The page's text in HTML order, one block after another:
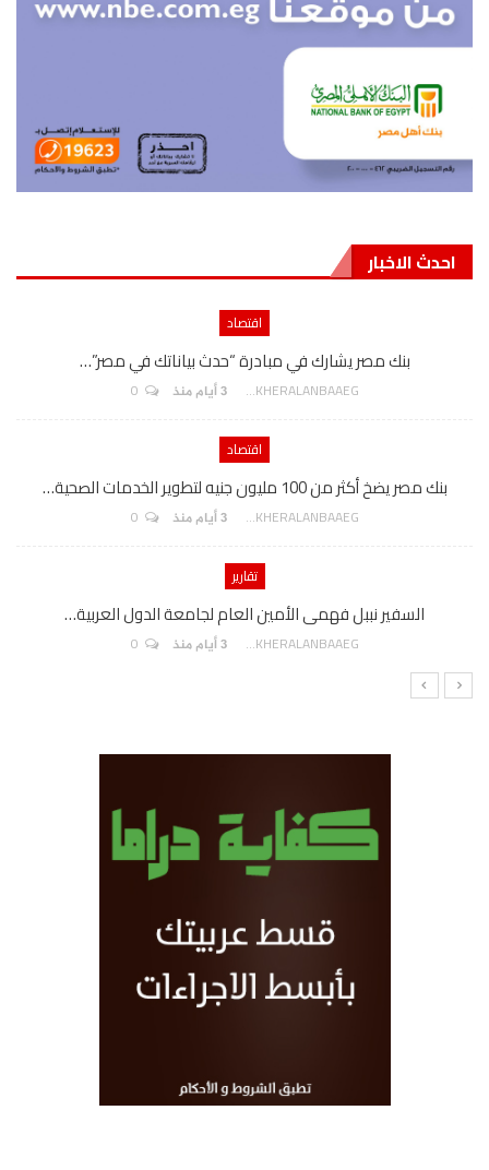
احدث الاخبار
اقتصاد
بنك مصر يشارك في مبادرة “حدث بياناتك في مصر”…
AKHERALANBAAEG 3 أيام منذ
اقتصاد
بنك مصر يضخ أكثر من 100 مليون جنيه لتطوير الخدمات الصحية…
AKHERALANBAAEG 3 أيام منذ
تقارير
السفير نببل فهمى الأمين العام لجامعة الدول العربية…
AKHERALANBAAEG 3 أيام منذ